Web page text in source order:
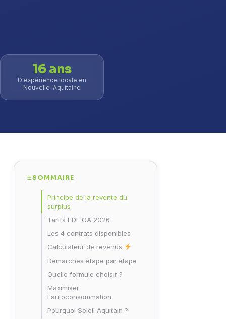
16 ans
D'expérience locale en
Nouvelle-Aquitaine
SOMMAIRE
Principe de la revente du
surplus
Tarifs EDF OA 2026
Les 4 contrats disponibles
Calculateur de revenus
Démarches étape par étape
Quelle formule choisir ?
Maximiser
l'autoconsommation
Pourquoi Soleil Aquitain ?